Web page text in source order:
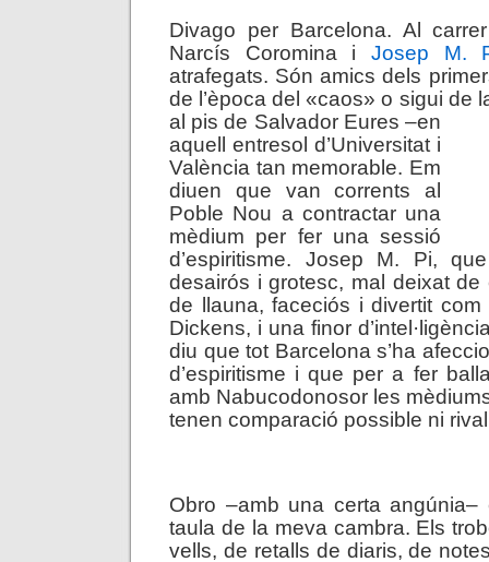
Divago per Barcelona. Al
Narcís Coromina i Josep M.
atrafegats. Són amics dels
de l’època del «caos» o sigui de
al pis de Salvador Eures –en
aquell entresol d’Universitat i
València tan memorable. Em
diuen que van corrents al
Poble Nou a contractar una
mèdium per fer una sessió
d’espiritisme. Josep M. Pi,
desairós i grotesc, mal deixat
de llauna, faceciós i divertit
Dickens, i una finor
diu que tot Barcelona s’ha
d’espiritisme i que per a fer
amb Nabucodonosor les
tenen comparació possible ni
Obro –amb una certa
taula de la meva cambra. Els
vells, de retalls de diaris, de